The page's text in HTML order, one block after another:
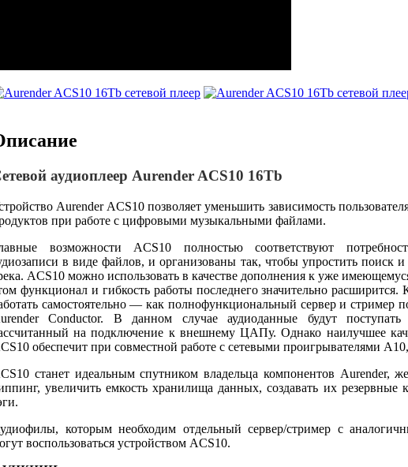
аудиоплеер Aurender ACS10 16Tb
Aurender ACS10 позволяет уменьшить зависимость
при работе с цифровыми музыкальными файлами.
возможности ACS10 полностью соответствуют
в виде файлов, и организованы так, чтобы упростить поиск
ACS10 можно использовать в качестве дополнения к уже
функционал и гибкость работы последнего значительно расширится.
самостоятельно — как полнофункциональный сервер и стример
Conductor. В данном случае аудиоданные будут
на подключение к внешнему ЦАПу. Однако наилучшее
обеспечит при совместной работе с сетевыми проигрывателями
станет идеальным спутником владельца компонентов Aurender,
увеличить емкость хранилища данных, создавать их резервные
которым необходим отдельный сервер/стример с
воспользоваться устройством ACS10.